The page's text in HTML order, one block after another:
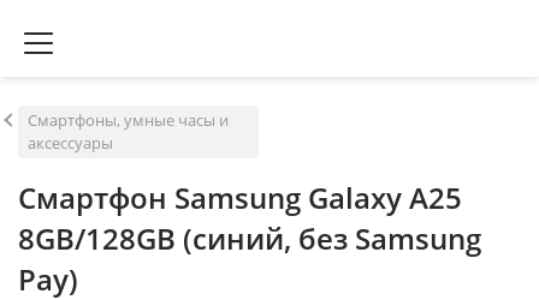
Смартфоны, умные часы и
аксессуары
Смартфон Samsung Galaxy A25
8GB/128GB (синий, без Samsung
Pay)